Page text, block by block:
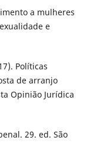
a mulheres
e
Políticas
de arranjo
Opinião Jurídica
29. ed. São